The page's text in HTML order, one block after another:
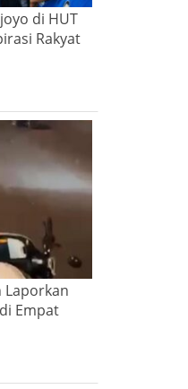
di HUT
Rakyat
Laporkan
Empat